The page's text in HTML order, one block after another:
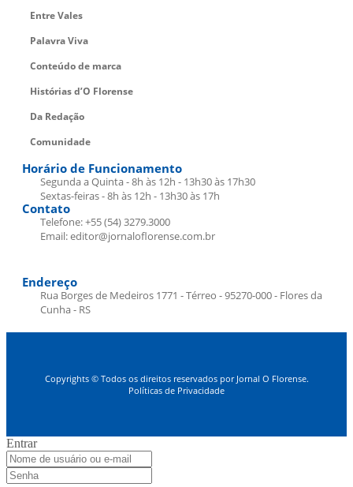
Entre Vales
Palavra Viva
Conteúdo de marca
Histórias d’O Florense
Da Redação
Comunidade
Horário de Funcionamento
Segunda a Quinta - 8h às 12h - 13h30 às 17h30
Sextas-feiras - 8h às 12h - 13h30 às 17h
Contato
Telefone: +55 (54) 3279.3000
Email: editor@jornaloflorense.com.br
Endereço
Rua Borges de Medeiros 1771 - Térreo - 95270-000 - Flores da
Cunha - RS
Copyrights © Todos os direitos reservados por Jornal O Florense.
Políticas de Privacidade
Entrar